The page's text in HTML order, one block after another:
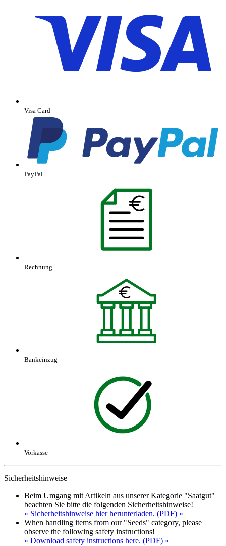
Visa Card
PayPal
Rechnung
Bankeinzug
Vorkasse
Sicherheitshinweise
Beim Umgang mit Artikeln aus unserer Kategorie "Saatgut"
beachten Sie bitte die folgenden Sicherheitshinweise!
» Sicherheitshinweise hier herunterladen. (PDF) «
When handling items from our "Seeds" category, please
observe the following safety instructions!
» Download safety instructions here. (PDF) «